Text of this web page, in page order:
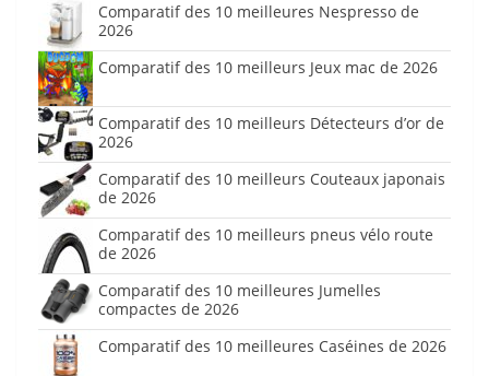
Comparatif des 10 meilleures Nespresso de
2026
Comparatif des 10 meilleurs Jeux mac de 2026
Comparatif des 10 meilleurs Détecteurs d’or de
2026
Comparatif des 10 meilleurs Couteaux japonais
de 2026
Comparatif des 10 meilleurs pneus vélo route
de 2026
Comparatif des 10 meilleures Jumelles
compactes de 2026
Comparatif des 10 meilleures Caséines de 2026